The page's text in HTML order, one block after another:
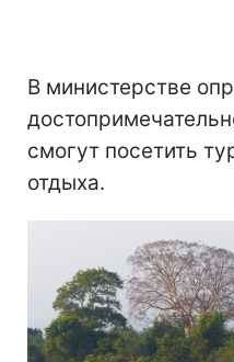
В министерстве
смогут посетить
отдыха.